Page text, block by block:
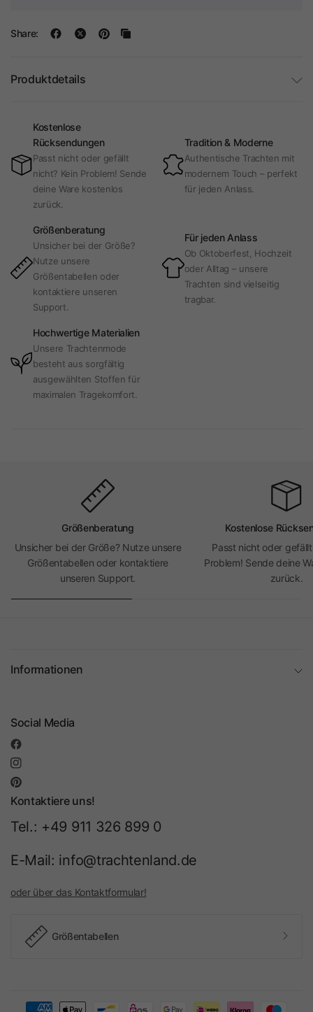
Share:
Produktdetails
Kostenlose
Rücksendungen
Passt nicht oder gefällt
nicht? Kein Problem! Sende
deine Ware kostenlos
zurück.
Tradition & Moderne
Authentische Trachten mit
modernem Touch – perfekt
für jeden Anlass.
Größenberatung
Unsicher bei der Größe?
Nutze unsere
Größentabellen oder
kontaktiere unseren
Support.
Für jeden Anlass
Ob Oktoberfest, Hochzeit
oder Alltag – unsere
Trachten sind vielseitig
tragbar.
Hochwertige Materialien
Unsere Trachtenmode
besteht aus sorgfältig
ausgewählten Stoffen für
maximalen Tragekomfort.
Größenberatung
Unsicher bei der Größe? Nutze unsere
Größentabellen oder kontaktiere
unseren Support.
Kostenlose
Passt nicht oder
Problem! Sende deine
zurück.
Informationen
Social Media
Kontaktiere uns!
Tel.: +49 911 326 899 0
E-Mail: info@trachtenland.de
oder über das Kontaktformular!
Größentabellen